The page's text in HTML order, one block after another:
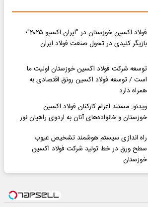
فولاد اکسین خوزستان در "ایران اکسپو ۲۰۲۵"؛
بازیگر کلیدی در تحول صنعت فولاد ایران
توسعه شرکت فولاد اکسین خوزستان اولیت ما
است / توسعه فولاد اکسین رونق اقتصادی به
همراه دارد
ویدئو: مستند اعزام کارکنان فولاد اکسین
خوزستان و خانواده‌های آنان به اردوی راهیان نور
راه اندازی سیستم هوشمند تشخیص عیوب
سطح ورق در خط تولید شرکت فولاد اکسین
خوزستان